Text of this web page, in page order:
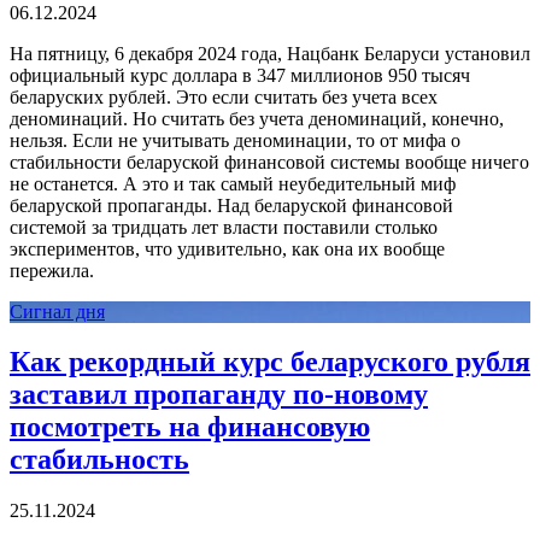
06.12.2024
На пятницу, 6 декабря 2024 года, Нацбанк Беларуси установил
официальный курс доллара в 347 миллионов 950 тысяч
беларуских рублей. Это если считать без учета всех
деноминаций. Но считать без учета деноминаций, конечно,
нельзя. Если не учитывать деноминации, то от мифа о
стабильности беларуской финансовой системы вообще ничего
не останется. А это и так самый неубедительный миф
беларуской пропаганды. Над беларуской финансовой
системой за тридцать лет власти поставили столько
экспериментов, что удивительно, как она их вообще
пережила.
Сигнал дня
Как рекордный курс беларуского рубля
заставил пропаганду по-новому
посмотреть на финансовую
стабильность
25.11.2024